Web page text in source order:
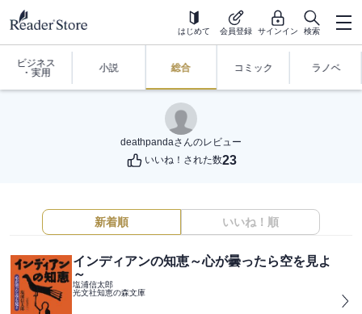
はじめて 会員登録 サインイン 検索
ビジネス
・実用
小説 総合 コミック ラノベ
deathpandaさんのレビュー
いいね！された数23
新着順 いいね！順
インディアンの知恵～心が曇ったら空を見よ
～
塩浦信太郎
光文社知恵の森文庫